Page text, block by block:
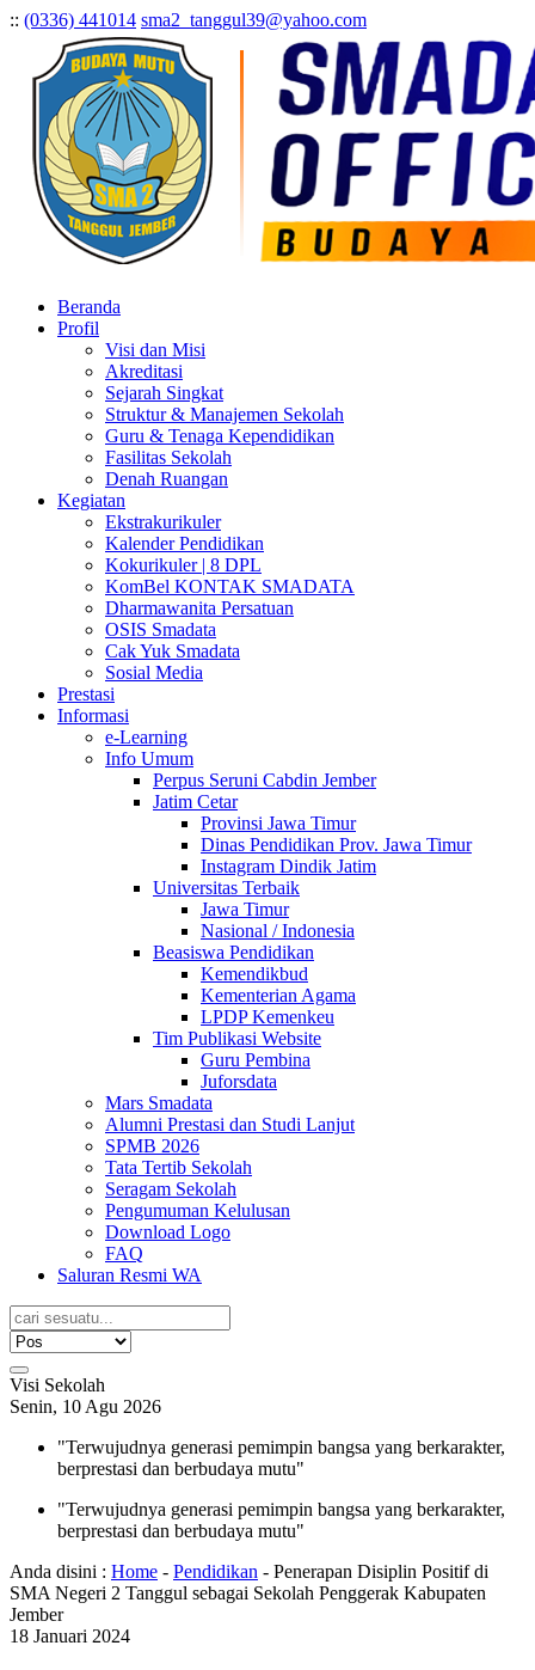
:: (0336) 441014 sma2_tanggul39@yahoo.com
Beranda
Profil
Visi dan Misi
Akreditasi
Sejarah Singkat
Struktur & Manajemen Sekolah
Guru & Tenaga Kependidikan
Fasilitas Sekolah
Denah Ruangan
Kegiatan
Ekstrakurikuler
Kalender Pendidikan
Kokurikuler | 8 DPL
KomBel KONTAK SMADATA
Dharmawanita Persatuan
OSIS Smadata
Cak Yuk Smadata
Sosial Media
Prestasi
Informasi
e-Learning
Info Umum
Perpus Seruni Cabdin Jember
Jatim Cetar
Provinsi Jawa Timur
Dinas Pendidikan Prov. Jawa Timur
Instagram Dindik Jatim
Universitas Terbaik
Jawa Timur
Nasional / Indonesia
Beasiswa Pendidikan
Kemendikbud
Kementerian Agama
LPDP Kemenkeu
Tim Publikasi Website
Guru Pembina
Juforsdata
Mars Smadata
Alumni Prestasi dan Studi Lanjut
SPMB 2026
Tata Tertib Sekolah
Seragam Sekolah
Pengumuman Kelulusan
Download Logo
FAQ
Saluran Resmi WA
Visi Sekolah
Senin, 10 Agu 2026
"Terwujudnya generasi pemimpin bangsa yang berkarakter,
berprestasi dan berbudaya mutu"
"Terwujudnya generasi pemimpin bangsa yang berkarakter,
berprestasi dan berbudaya mutu"
Anda disini : Home - Pendidikan - Penerapan Disiplin Positif di
SMA Negeri 2 Tanggul sebagai Sekolah Penggerak Kabupaten
Jember
18 Januari 2024